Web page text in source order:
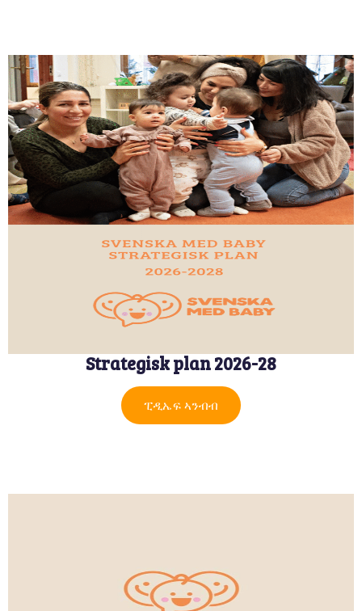
Strategisk plan 2026-28
ፒዲኤፍ ኣንብብ